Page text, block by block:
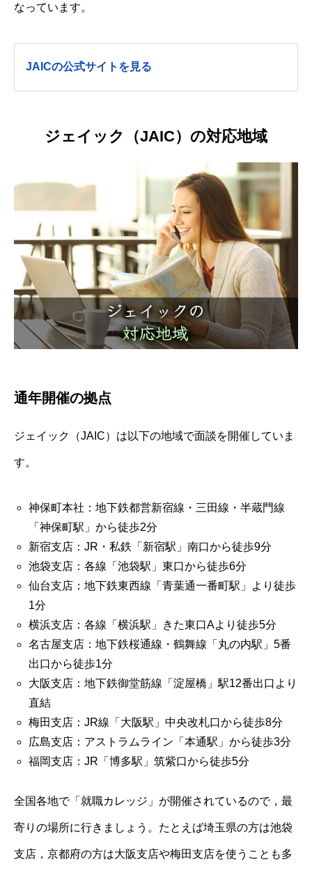
なっています。
JAICの公式サイトを見る
ジェイック（JAIC）の対応地域
通年開催の拠点
ジェイック（JAIC）は以下の地域で面談を開催していま
す。
神保町本社：地下鉄都営新宿線・三田線・半蔵門線
「神保町駅」から徒歩2分
新宿支店：JR・私鉄「新宿駅」南口から徒歩9分
池袋支店：各線「池袋駅」東口から徒歩6分
仙台支店：地下鉄東西線「青葉通一番町駅」より徒歩
1分
横浜支店：各線「横浜駅」きた東口Aより徒歩5分
名古屋支店：地下鉄桜通線・鶴舞線「丸の内駅」5番
出口から徒歩1分
大阪支店：地下鉄御堂筋線「淀屋橋」駅12番出口より
直結
梅田支店：JR線「大阪駅」中央改札口から徒歩8分
広島支店：アストラムライン「本通駅」から徒歩3分
福岡支店：JR「博多駅」筑紫口から徒歩5分
全国各地で「就職カレッジ」が開催されているので，最
寄りの場所に行きましょう。たとえば埼玉県の方は池袋
支店，京都府の方は大阪支店や梅田支店を使うことも多